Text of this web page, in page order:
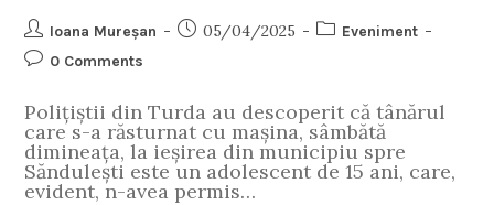
Ioana Mureșan 05/04/2025
Eveniment
0 Comments
Polițiștii din Turda au descoperit că tânărul
care s-a răsturnat cu mașina, sâmbătă
dimineața, la ieșirea din municipiu spre
Săndulești este un adolescent de 15 ani, care,
evident, n-avea permis…